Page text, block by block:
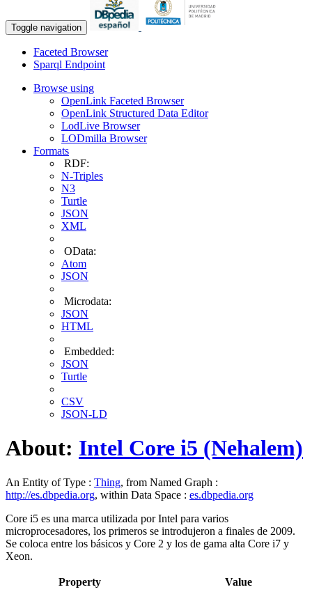
Toggle navigation
Faceted Browser
Sparql Endpoint
Browse using
OpenLink Faceted Browser
OpenLink Structured Data Editor
LodLive Browser
LODmilla Browser
Formats
RDF:
N-Triples
N3
Turtle
JSON
XML
OData:
Atom
JSON
Microdata:
JSON
HTML
Embedded:
JSON
Turtle
CSV
JSON-LD
About: Intel Core i5 (Nehalem)
An Entity of Type : Thing, from Named Graph :
http://es.dbpedia.org, within Data Space : es.dbpedia.org
Core i5 es una marca utilizada por Intel para varios
microprocesadores, los primeros se introdujeron a finales de 2009.
Se coloca entre los básicos y Core 2 y los de gama alta Core i7 y
Xeon.
Property Value